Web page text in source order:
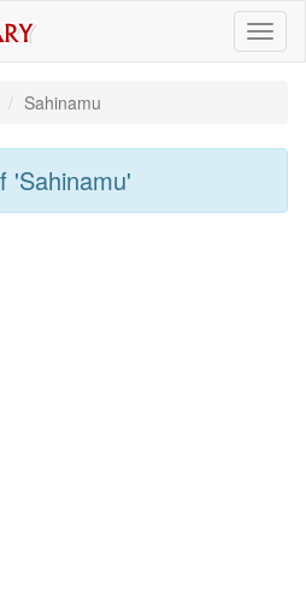
Sahinamu
'sahinamu'